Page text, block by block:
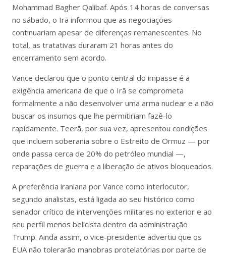
Mohammad Bagher Qalibaf. Após 14 horas de conversas
no sábado, o Irã informou que as negociações
continuariam apesar de diferenças remanescentes. No
total, as tratativas duraram 21 horas antes do
encerramento sem acordo.
Vance declarou que o ponto central do impasse é a
exigência americana de que o Irã se comprometa
formalmente a não desenvolver uma arma nuclear e a não
buscar os insumos que lhe permitiriam fazê-lo
rapidamente. Teerã, por sua vez, apresentou condições
que incluem soberania sobre o Estreito de Ormuz — por
onde passa cerca de 20% do petróleo mundial —,
reparações de guerra e a liberação de ativos bloqueados.
A preferência iraniana por Vance como interlocutor,
segundo analistas, está ligada ao seu histórico como
senador crítico de intervenções militares no exterior e ao
seu perfil menos belicista dentro da administração
Trump. Ainda assim, o vice-presidente advertiu que os
EUA não tolerarão manobras protelatórias por parte de